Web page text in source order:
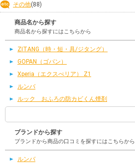
その他(88)
商品名から探す
商品名から探すにはこちらから
ZITANG（時・短・具/ジタング）
GOPAN（ゴパン）
Xperia（エクスぺリア） Z1
ルンバ
ルック おふろの防カビくん煙剤
ブランドから探す
ブランドから商品の口コミを探すにはこちらから
ルンバ